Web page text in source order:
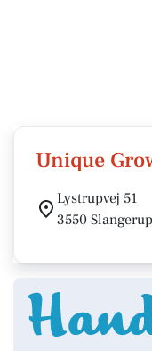
Unique
Lystrupvej 51
3550 Slangerup